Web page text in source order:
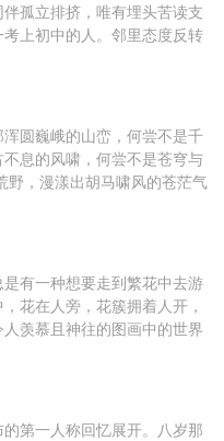
孤立排挤，唯有埋头苦读支
上初中的人。邻里态度反转
圆巍峨的山峦，何尝不是千
息的风啸，何尝不是苍穹与
，漫漾出胡马啸风的苍茫气
有一种想要走到繁花中去游
花在人旁，花簇拥着人开，
羡慕且神往的图画中的世界
第一人称回忆展开。八岁那